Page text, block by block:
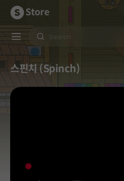
Store
스핀치 (Spinch)